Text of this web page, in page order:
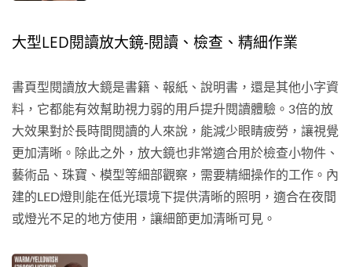
大型LED閱讀放大鏡-閱讀、檢查、精細作業
書頁型閱讀放大鏡是書籍、報紙、說明書，還是其他小字資
料，它都能有效幫助視力弱的用戶提升閱讀體驗。3倍的放
大效果對於長時間閱讀的人來說，能減少眼睛疲勞，讓視覺
更加清晰。除此之外，放大鏡也非常適合用於檢查小物件、
藝術品、珠寶、模型等細部觀察，需要精細操作的工作。內
建的LED燈則能在低光環境下提供清晰的照明，適合在夜間
或燈光不足的地方使用，讓細節更加清晰可見。